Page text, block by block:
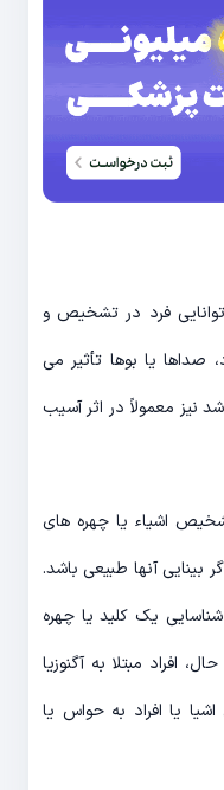
فرد در تشخیص و
صداها یا بوها تأثیر می
نیز معمولاً در اثر آسیب
اشیاء یا چهره های
بینایی آنها طبیعی باشد.
یک کلید یا چهره
افراد مبتلا به آگنوزیا
یا افراد به حواس یا